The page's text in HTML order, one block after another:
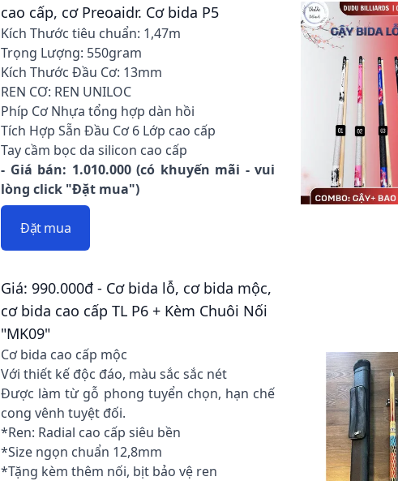
cao cấp, cơ Preoaidr. Cơ bida P5
Kích Thước tiêu chuẩn: 1,47m
Trọng Lượng: 550gram
Kích Thước Đầu Cơ: 13mm
REN CƠ: REN UNILOC
Phíp Cơ Nhựa tổng hợp dàn hồi
Tích Hợp Sẵn Đầu Cơ 6 Lớp cao cấp
Tay cầm bọc da silicon cao cấp
- Giá bán: 1.010.000 (có khuyến mãi - vui
lòng click "Đặt mua")
Đặt mua
Giá: 990.000đ - Cơ bida lỗ, cơ bida mộc,
cơ bida cao cấp TL P6 + Kèm Chuôi Nối
"MK09"
Cơ bida cao cấp mộc
Với thiết kế độc đáo, màu sắc sắc nét
Được làm từ gỗ phong tuyển chọn, hạn chế
cong vênh tuyệt đối.
*Ren: Radial cao cấp siêu bền
*Size ngọn chuẩn 12,8mm
*Tặng kèm thêm nối, bịt bảo vệ ren